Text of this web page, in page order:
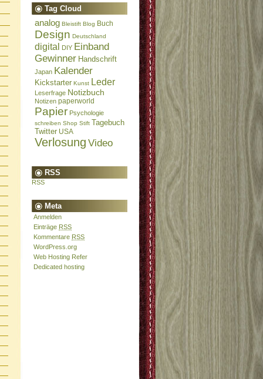
Tag Cloud
analog Bleistift Blog Buch
Design Deutschland
digital DIY Einband
Gewinner Handschrift
Japan Kalender
Kickstarter Kunst Leder
Leserfrage Notizbuch
Notizen paperworld
Papier Psychologie
schreiben Shop Stift Tagebuch
Twitter USA
Verlosung Video
RSS
RSS
Meta
Anmelden
Einträge RSS
Kommentare RSS
WordPress.org
Web Hosting Refer
Dedicated hosting